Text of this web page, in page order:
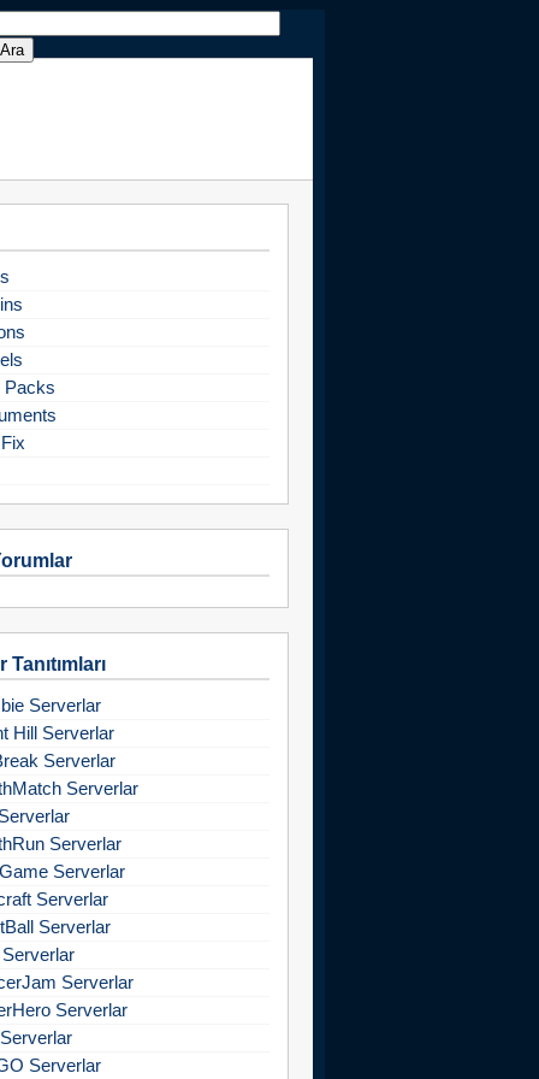
Packs
Tanıtımları
Serverlar
Hill Serverlar
Serverlar
Serverlar
Serverlar
Serverlar
Serverlar
Serverlar
Serverlar
Serverlar
Serverlar